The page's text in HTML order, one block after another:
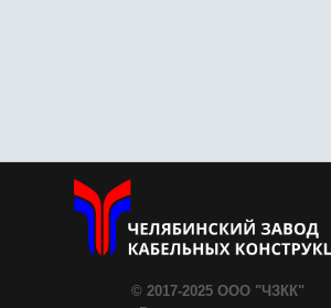
© 2017-2025 ООО "ЧЗКК"